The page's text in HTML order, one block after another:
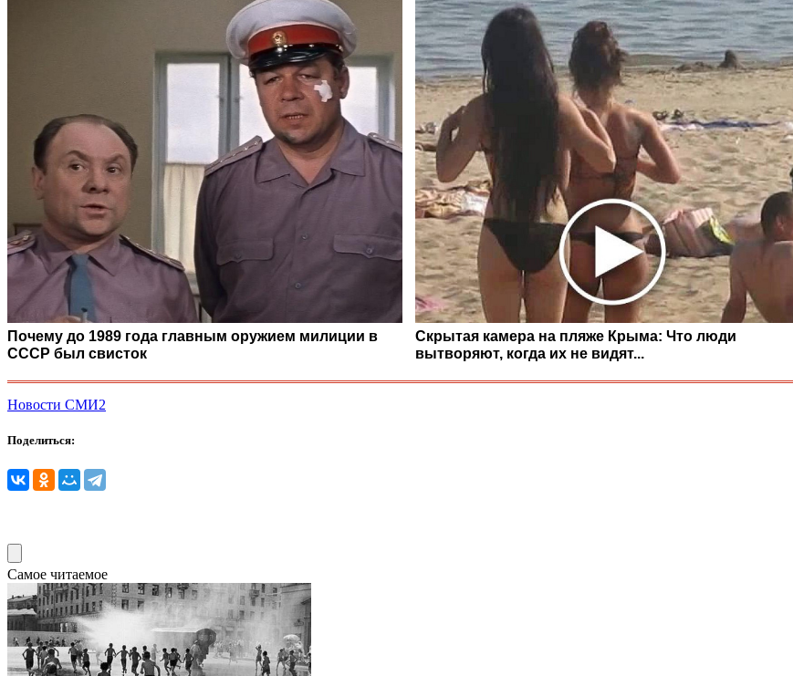
Почему до 1989 года главным оружием милиции в
СССР был свисток
Скрытая камера на пляже Крыма: Что люди
вытворяют, когда их не видят...
Новости СМИ2
Поделиться:
Самое читаемое